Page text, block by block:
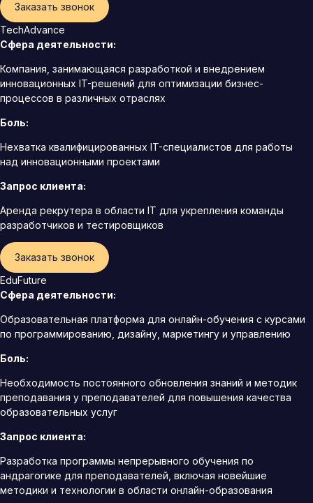
Заказать звонок
TechAdvance
Сфера деятельности:
Компания, занимающаяся разработкой и внедрением
инновационных IT-решений для оптимизации бизнес-
процессов в различных отраслях
Боль:
Нехватка квалифицированных IT-специалистов для работы
над инновационными проектами
Запрос клиента:
Аренда рекрутера в области IT для укрепления команды
разработчиков и тестировщиков
Заказать звонок
EduFuture
Сфера деятельности:
Образовательная платформа для онлайн-обучения с курсами
по программированию, дизайну, маркетингу и управлению
Боль:
Необходимость постоянного обновления знаний и методик
преподавания у преподавателей для повышения качества
образовательных услуг
Запрос клиента:
Разработка программы непрерывного обучения по
андрагогике для преподавателей, включая новейшие
методики и технологии в области онлайн-образования